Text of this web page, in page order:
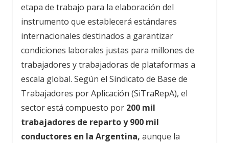
etapa de trabajo para la elaboración del
instrumento que establecerá estándares
internacionales destinados a garantizar
condiciones laborales justas para millones de
trabajadores y trabajadoras de plataformas a
escala global. Según el Sindicato de Base de
Trabajadores por Aplicación (SiTraRepA), el
sector está compuesto por 200 mil
trabajadores de reparto y 900 mil
conductores en la Argentina, aunque la